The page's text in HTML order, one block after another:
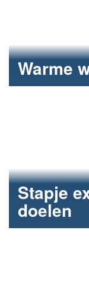
Warme
Samen
Stapje
doelen
Ommetjes